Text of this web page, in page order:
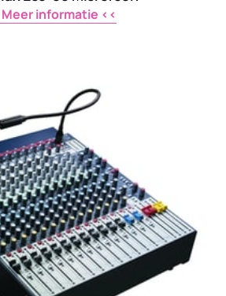
Meer informatie <<